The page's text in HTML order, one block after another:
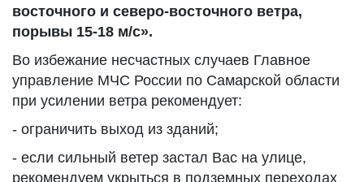
восточного и северо-восточного ветра,
порывы 15-18 м/с».
Во избежание несчастных случаев Главное
управление МЧС России по Самарской области
при усилении ветра рекомендует:
- ограничить выход из зданий;
- если сильный ветер застал Вас на улице,
рекомендуем укрыться в подземных переходах